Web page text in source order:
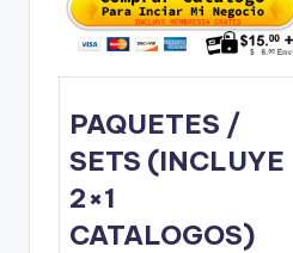
PAQUETES /
SETS (INCLUYE
2×1
CATALOGOS)